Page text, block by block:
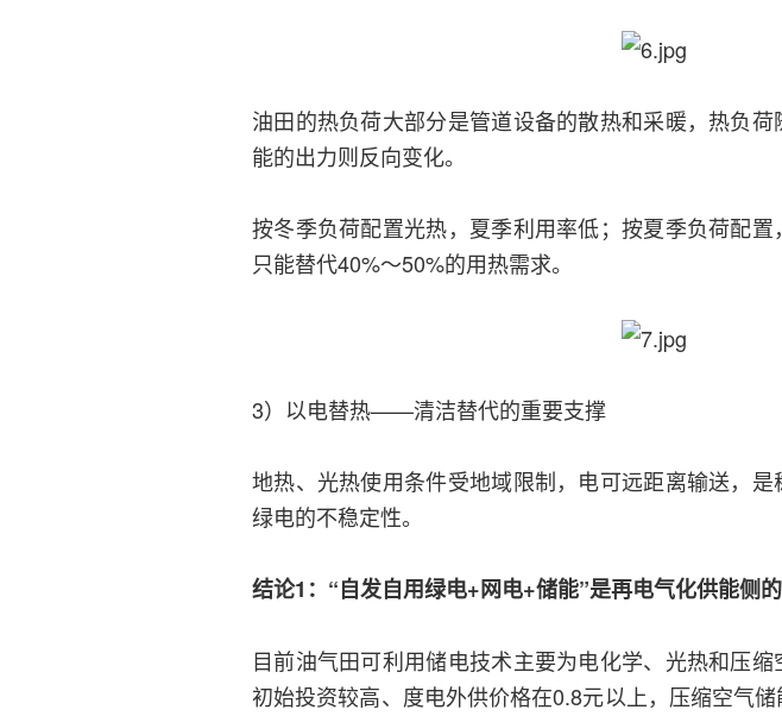
油田的热负荷大部分是管道设备的散热和采暖，热负
能的出力则反向变化。
按冬季负荷配置光热，夏季利用率低；按夏季负荷配
只能替代40%～50%的用热需求。
3）以电替热——清洁替代的重要支撑
地热、光热使用条件受地域限制，电可远距离输送，
绿电的不稳定性。
结论1：“自发自用绿电+网电+储能”是再电气化供能侧
目前油气田可利用储电技术主要为电化学、光热和压
初始投资较高、度电外供价格在0.8元以上，压缩空气